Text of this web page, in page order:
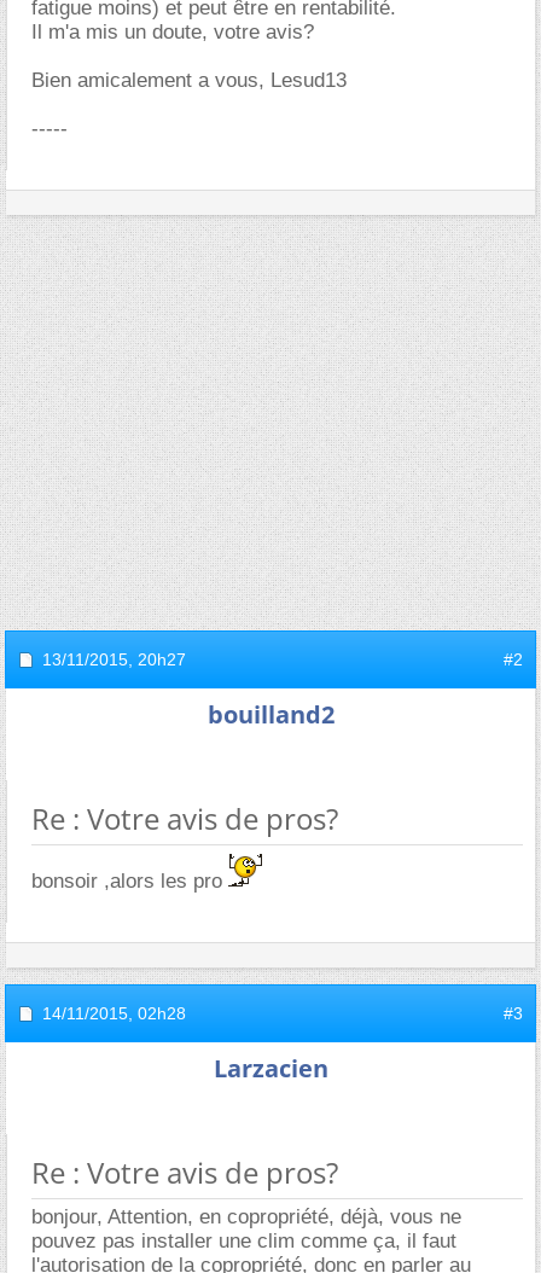
fatigue moins) et peut être en rentabilité.
Il m'a mis un doute, votre avis?
Bien amicalement a vous, Lesud13
-----
13/11/2015, 20h27 #2
bouilland2
Re : Votre avis de pros?
bonsoir ,alors les pro
14/11/2015, 02h28 #3
Larzacien
Re : Votre avis de pros?
bonjour, Attention, en copropriété, déjà, vous ne
pouvez pas installer une clim comme ça, il faut
l'autorisation de la copropriété, donc en parler au